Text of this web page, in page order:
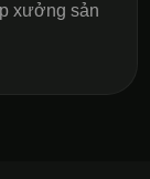
xưởng sản